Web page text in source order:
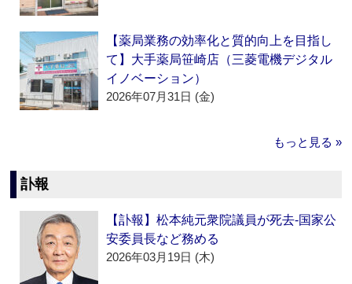
【薬局業務の効率化と質的向上を目指し
て】大手薬局笹崎店（三菱電機デジタル
イノベーション）
2026年07月31日 (金)
もっと見る »
訃報
【訃報】松本純元衆院議員が死去‐国家公
安委員長など務める
2026年03月19日 (木)